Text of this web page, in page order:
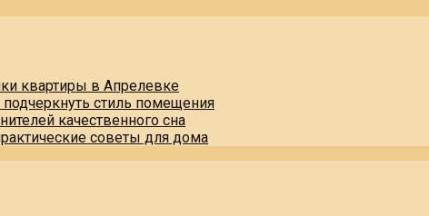
квартиры в Апрелевке
стиль помещения
качественного сна
советы для дома